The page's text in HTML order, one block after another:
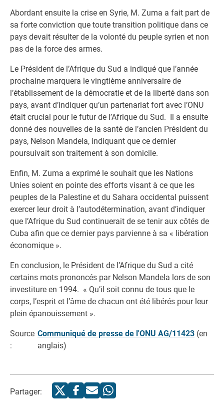
Abordant ensuite la crise en Syrie, M. Zuma a fait part de
sa forte conviction que toute transition politique dans ce
pays devait résulter de la volonté du peuple syrien et non
pas de la force des armes.
Le Président de l’Afrique du Sud a indiqué que l’année
prochaine marquera le vingtième anniversaire de
l’établissement de la démocratie et de la liberté dans son
pays, avant d’indiquer qu’un partenariat fort avec l’ONU
était crucial pour le futur de l’Afrique du Sud. Il a ensuite
donné des nouvelles de la santé de l’ancien Président du
pays, Nelson Mandela, indiquant que ce dernier
poursuivait son traitement à son domicile.
Enfin, M. Zuma a exprimé le souhait que les Nations
Unies soient en pointe des efforts visant à ce que les
peuples de la Palestine et du Sahara occidental puissent
exercer leur droit à l’autodétermination, avant d’indiquer
que l’Afrique du Sud continuerait de se tenir aux côtés de
Cuba afin que ce dernier pays parvienne à sa « libération
économique ».
En conclusion, le Président de l’Afrique du Sud a cité
certains mots prononcés par Nelson Mandela lors de son
investiture en 1994. « Qu’il soit connu de tous que le
corps, l’esprit et l’âme de chacun ont été libérés pour leur
plein épanouissement ».
Source
:
Communiqué de presse de l'ONU AG/11423 (en
anglais)
Partager: